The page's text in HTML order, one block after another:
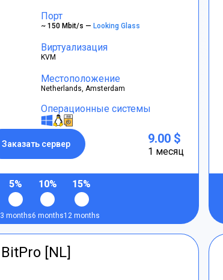
Порт
~ 150 Mbit/s — Looking Glass
Виртуализация
KVM
Местоположение
Netherlands, Amsterdam
Операционные системы
Заказать сервер 9.00 $
1 месяц
5%
3 months
10%
6 months
15%
12 months
BitPro [NL]